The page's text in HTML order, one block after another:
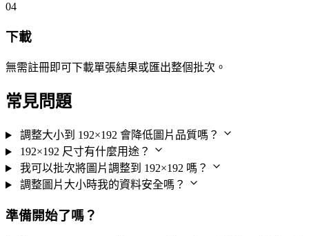
04
下載
無需註冊即可下載單張結果或匯出整個批次。
常見問題
調整大小到 192×192 會降低圖片品質嗎？
192×192 尺寸有什麼用途？
我可以批次將圖片調整到 192×192 嗎？
調整圖片大小時我的資料安全嗎？
準備開始了嗎？